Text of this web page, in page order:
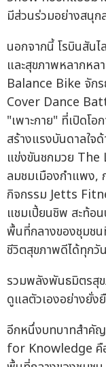
มีส่วนร่วมอย่างสนุก
นอกจากนี้ โรบินสัน
และสุขภาพหลากหล
Balance Bike จักร
Cover Dance
"เพาะกาย" ที่เปิดโ
สร้างแรงบันดาลใจ
แข่งขันชกมวย
ลมชมเมืองกำแพง
กิจกรรม Jetts
แชมเปี้ยนชิพ สะท้อ
พื้นที่กลางของชุมชน
ชีวิตสุขภาพดีได้ทุก
รวมพลังพันธมิตรสุข
ดูแลตัวเองอย่างยั่ง
อีกหนึ่งบทบาทสำคั
for Knowledge คื